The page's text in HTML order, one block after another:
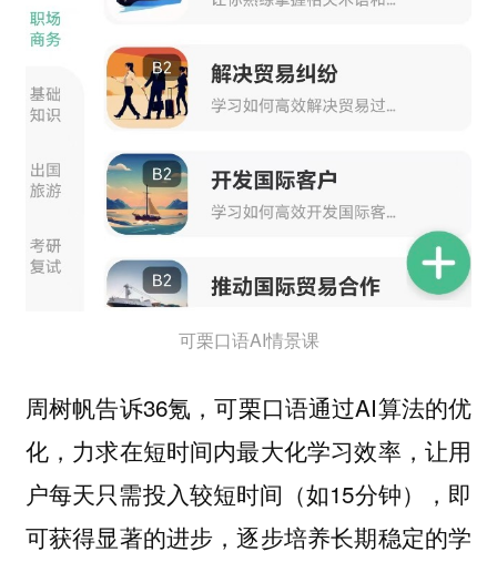
可栗口语AI情景课
周树帆告诉36氪，可栗口语通过AI算法的优
化，力求在短时间内最大化学习效率，让用
户每天只需投入较短时间（如15分钟），即
可获得显著的进步，逐步培养长期稳定的学